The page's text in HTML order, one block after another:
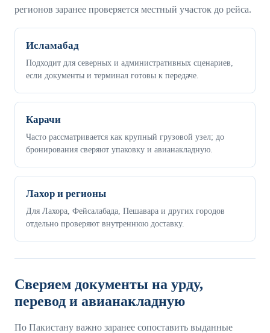
регионов заранее проверяется местный участок до рейса.
Исламабад
Подходит для северных и административных сценариев,
если документы и терминал готовы к передаче.
Карачи
Часто рассматривается как крупный грузовой узел; до
бронирования сверяют упаковку и авианакладную.
Лахор и регионы
Для Лахора, Фейсалабада, Пешавара и других городов
отдельно проверяют внутреннюю доставку.
Сверяем документы на урду,
перевод и авианакладную
По Пакистану важно заранее сопоставить выданные